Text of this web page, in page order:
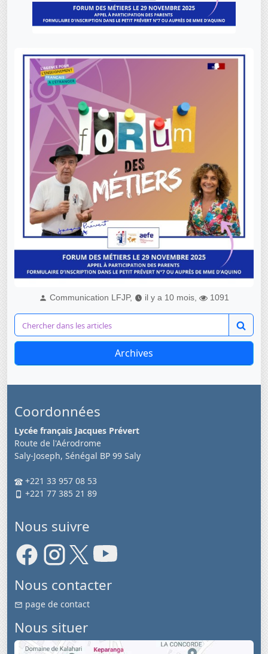
Communication LFJP, il y a 10 mois, 1091
Archives
Coordonnées
Lycée français Jacques Prévert
Route de l'Aérodrome
Saly-Joseph, Sénégal BP 99 Saly
+221 33 957 08 53
+221 77 385 21 89
Nous suivre
Nous contacter
page de contact
Nous situer